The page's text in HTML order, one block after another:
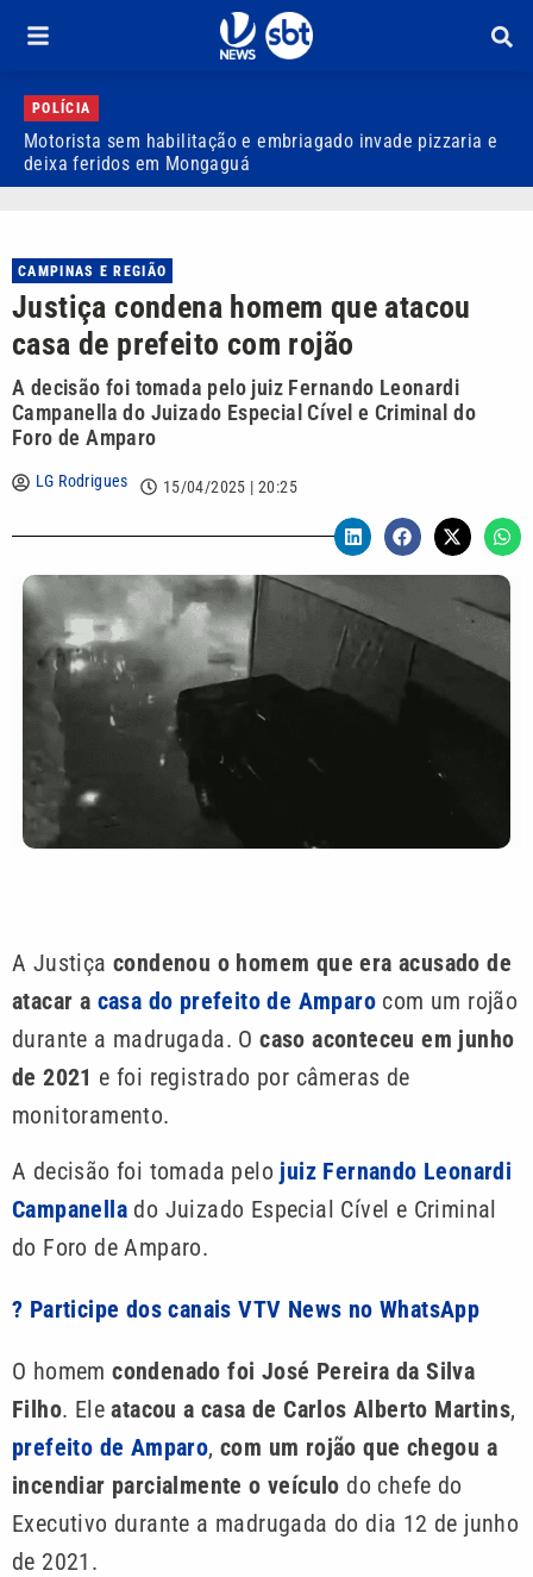
POLÍCIA
Motorista sem habilitação e embriagado invade pizzaria e
deixa feridos em Mongaguá
CAMPINAS E REGIÃO
Justiça condena homem que atacou
casa de prefeito com rojão
A decisão foi tomada pelo juiz Fernando Leonardi
Campanella do Juizado Especial Cível e Criminal do
Foro de Amparo
LG Rodrigues 15/04/2025 | 20:25
A Justiça condenou o homem que era acusado de
atacar a casa do prefeito de Amparo com um rojão
durante a madrugada. Ocaso aconteceu em junho
de 2021 e foi registrado por câmeras de
monitoramento.
A decisão foi tomada pelo juiz Fernando Leonardi
Campanella do Juizado Especial Cível e Criminal
do Foro de Amparo.
? Participe dos canais VTV News no WhatsApp
O homemcondenado foi José Pereira da Silva
Filho. Eleatacou a casa de Carlos Alberto Martins,
prefeito de Amparo,com um rojão que chegou a
incendiar parcialmente o veículo do chefe do
Executivo durante a madrugada do dia 12 de junho
de 2021.